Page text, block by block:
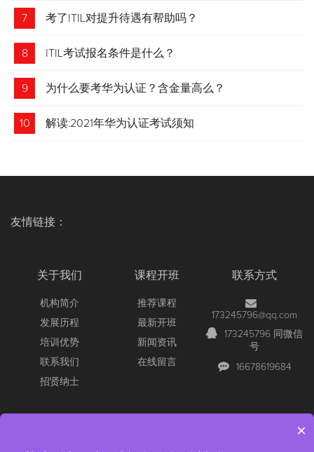
7 考了ITIL对提升待遇有帮助吗？
8 ITIL考试报名条件是什么？
9 为什么要考华为认证？含金量高么？
10 解读:2021年华为认证考试须知
友情链接：
关于我们
机构简介
发展历程
培训优势
联系我们
招贤纳士
课程开班
推荐课程
最新开班
新闻资讯
在线留言
联系方式
173245796@qq.com
173245796 同微信
号
16678619684
×